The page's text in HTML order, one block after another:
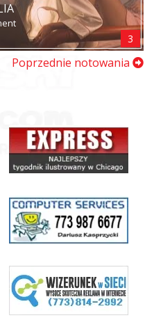
3
Poprzednie notowania